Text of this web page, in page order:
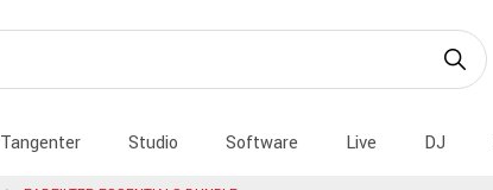
Tangenter Studio Software Live DJ